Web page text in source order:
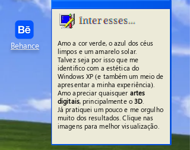
Behance
Interesses...
Amo a cor verde, o azul dos céus
limpos e um amarelo solar.
Talvez seja por isso que me
identifico com a estética do
Windows XP (e também um meio de
apresentar a minha experiência).
Amo apreciar quaisquer artes
digitais, principalmente o 3D.
Já pratiquei um pouco e me orgulho
muito dos resultados. Clique nas
imagens para melhor visualização.